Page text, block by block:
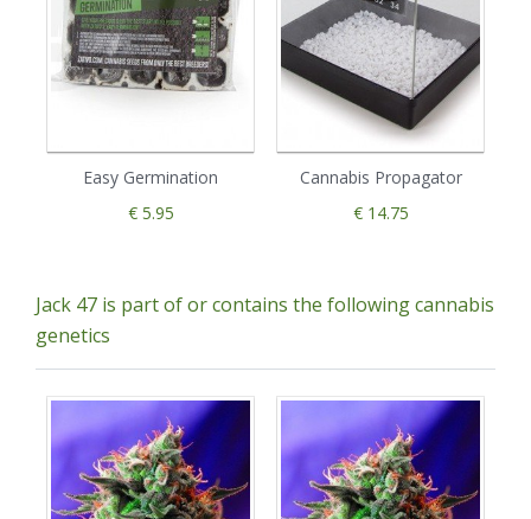
Easy Germination
€ 5.95
Cannabis Propagator
€ 14.75
Jack 47 is part of or contains the following cannabis
genetics